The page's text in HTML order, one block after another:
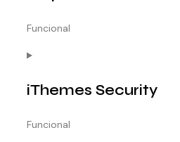
Funcional
CONSENT
SERVICE
iThemes Security
Funcional